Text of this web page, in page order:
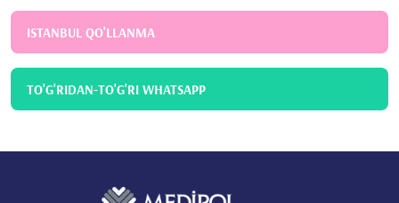
ISTANBUL QO'LLANMA
TO'G'RIDAN-TO'G'RI WHATSAPP